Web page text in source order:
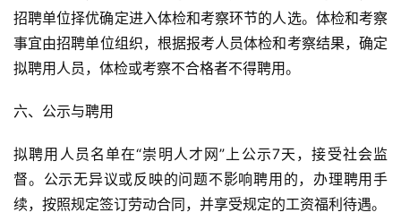
招聘单位择优确定进入体检和考察环节的人选。体检和考察
事宜由招聘单位组织，根据报考人员体检和考察结果，确定
拟聘用人员，体检或考察不合格者不得聘用。
六、公示与聘用
拟聘用人员名单在“崇明人才网”上公示7天，接受社会监
督。公示无异议或反映的问题不影响聘用的，办理聘用手
续，按照规定签订劳动合同，并享受规定的工资福利待遇。